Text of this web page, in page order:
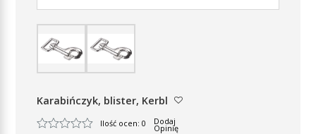
Karabińczyk, blister, Kerbl
Ilość ocen: 0 Dodaj
Opinię